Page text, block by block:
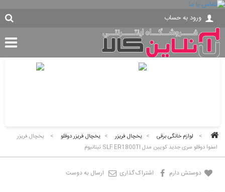
ورود به حساب
> لوازم خانگی برقی > یخچال فریزر > یخچال فریزر دوقلو >
یخچال فریزر
اسنوا دوقلو سری جدید کویین مدل SLF ER1800TI تیتانیوم
دوستش دارم اشتراک گذاری ارسال به دوست